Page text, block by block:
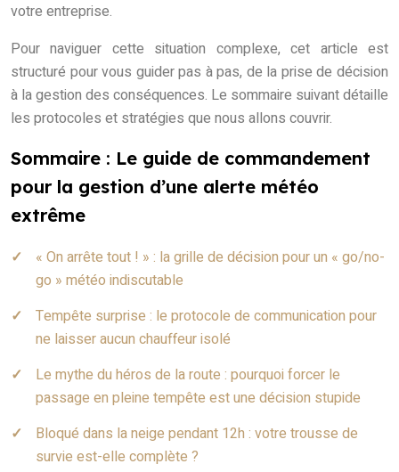
votre entreprise.
Pour naviguer cette situation complexe, cet article est
structuré pour vous guider pas à pas, de la prise de décision
à la gestion des conséquences. Le sommaire suivant détaille
les protocoles et stratégies que nous allons couvrir.
Sommaire : Le guide de commandement
pour la gestion d’une alerte météo
extrême
« On arrête tout ! » : la grille de décision pour un « go/no-
go » météo indiscutable
Tempête surprise : le protocole de communication pour
ne laisser aucun chauffeur isolé
Le mythe du héros de la route : pourquoi forcer le
passage en pleine tempête est une décision stupide
Bloqué dans la neige pendant 12h : votre trousse de
survie est-elle complète ?